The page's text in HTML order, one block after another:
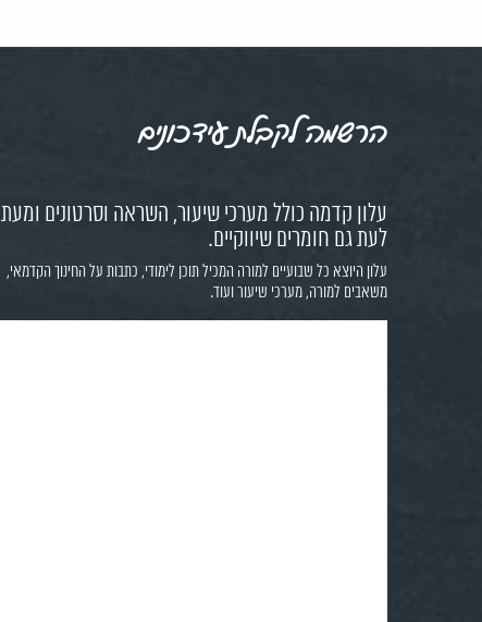
הרשמה לקבלת עידכונים
עלון קדמה כולל מערכי שיעור, השראה וסרטונים ומעת
לעת גם חומרים שיווקיים.
עלון היוצא כל שבועיים למורה המכיל תוכן לימודי, כתבות על החינוך הקדמאי,
משאבים למורה, מערכי שיעור ועוד.